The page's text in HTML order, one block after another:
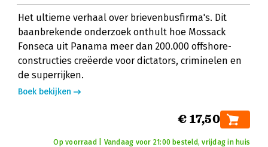
Het ultieme verhaal over brievenbusfirma's. Dit
baanbrekende onderzoek onthult hoe Mossack
Fonseca uit Panama meer dan 200.000 offshore-
constructies creëerde voor dictators, criminelen en
de superrijken.
Boek bekijken
€ 17,50
Op voorraad | Vandaag voor 21:00 besteld, vrijdag in huis